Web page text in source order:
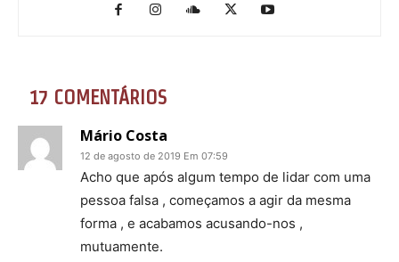
17 COMENTÁRIOS
Mário Costa
12 de agosto de 2019 Em 07:59
Acho que após algum tempo de lidar com uma
pessoa falsa , começamos a agir da mesma
forma , e acabamos acusando-nos ,
mutuamente.